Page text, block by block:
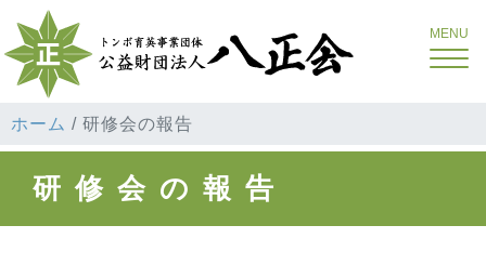
ホーム 研修会の報告
研修会の報告